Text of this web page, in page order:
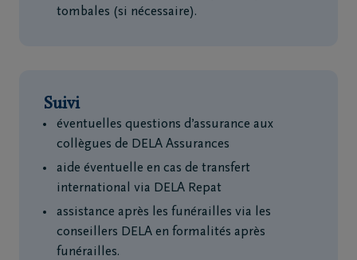
tombales (si nécessaire).
Suivi
éventuelles questions d’assurance aux
collègues de DELA Assurances
aide éventuelle en cas de transfert
international via DELA Repat
assistance après les funérailles via les
conseillers DELA en formalités après
funérailles.